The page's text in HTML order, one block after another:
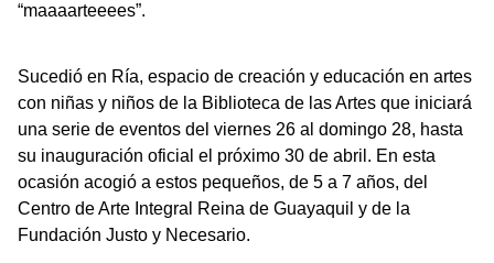
“maaaarteeees”.
Sucedió en Ría, espacio de creación y educación en artes
con niñas y niños de la Biblioteca de las Artes que iniciará
una serie de eventos del viernes 26 al domingo 28, hasta
su inauguración oficial el próximo 30 de abril. En esta
ocasión acogió a estos pequeños, de 5 a 7 años, del
Centro de Arte Integral Reina de Guayaquil y de la
Fundación Justo y Necesario.